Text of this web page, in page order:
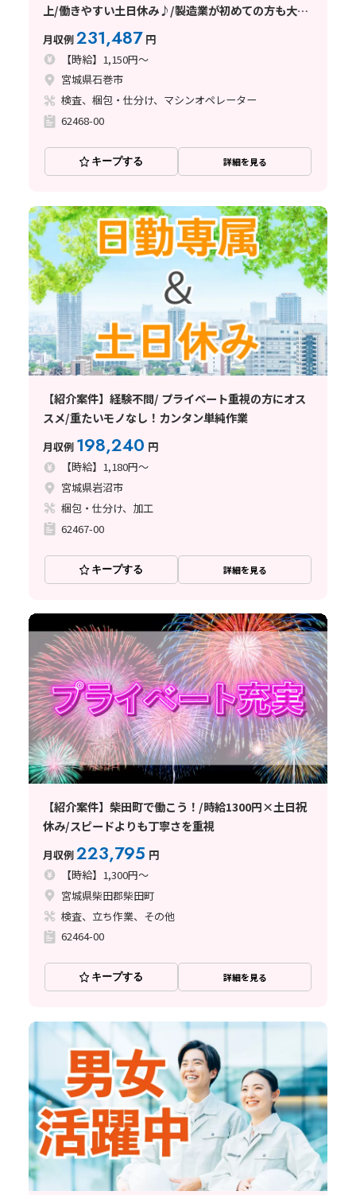
上/働きやすい土日休み♪/製造業が初めての方も大歓
迎です★
月収例231,487 円
【時給】1,150円～
宮城県石巻市
検査、梱包・仕分け、マシンオペレーター
62468-00
キープする 詳細を見る
【紹介案件】経験不問/ プライベート重視の方にオス
スメ/重たいモノなし！カンタン単純作業
月収例 198,240 円
【時給】1,180円～
宮城県岩沼市
梱包・仕分け、加工
62467-00
キープする 詳細を見る
【紹介案件】柴田町で働こう！/時給1300円×土日祝
休み/スピードよりも丁寧さを重視
月収例223,795 円
【時給】1,300円～
宮城県柴田郡柴田町
検査、立ち作業、その他
62464-00
キープする 詳細を見る